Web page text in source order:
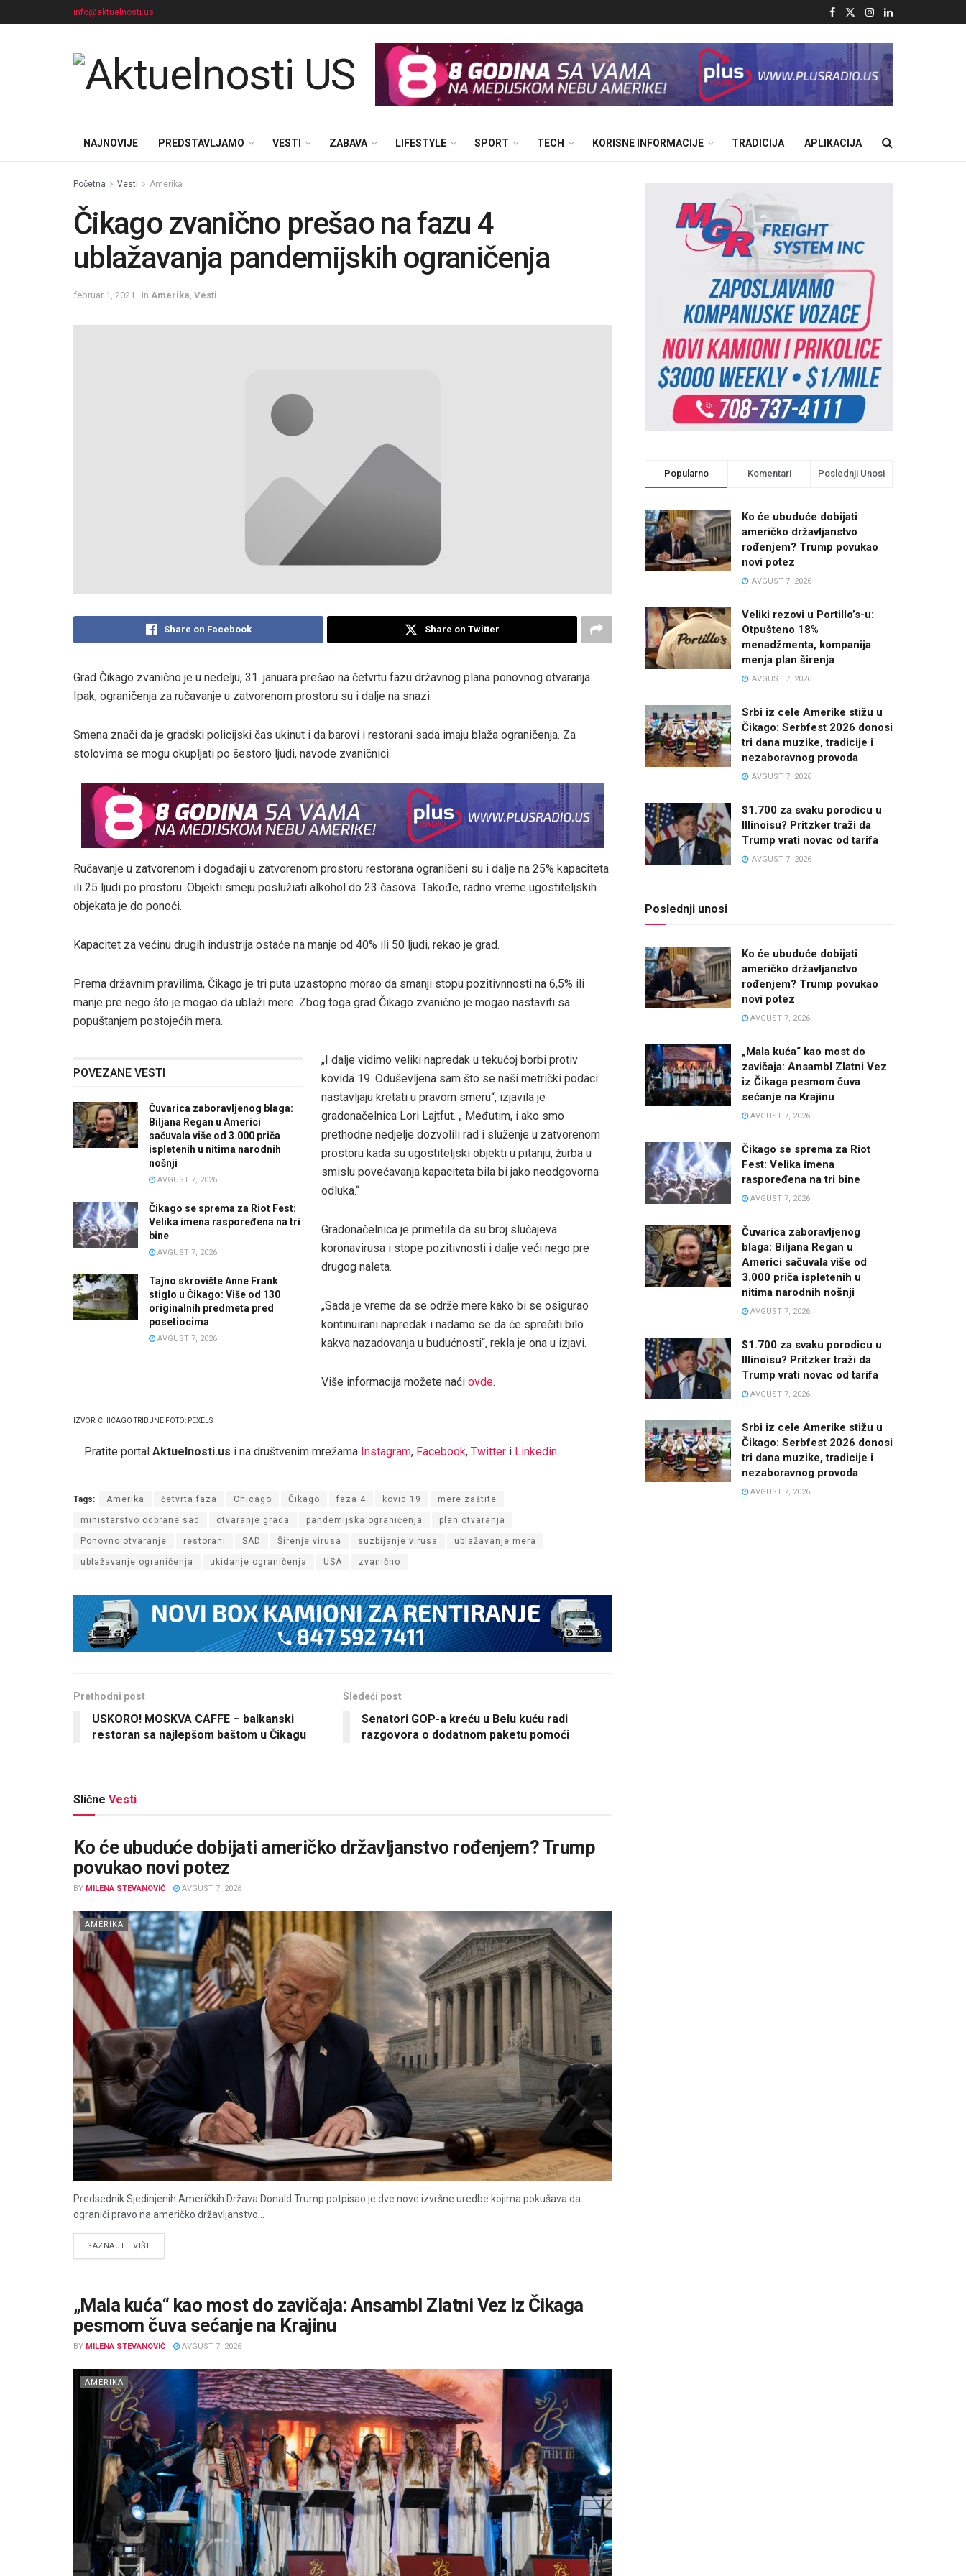
info@aktuelnosti.us
NAJNOVIJE PREDSTAVLJAMO VESTI ZABAVA LIFESTYLE SPORT TECH KORISNE INFORMACIJE TRADICIJA APLIKACIJA
Početna Vesti Amerika
Čikago zvanično prešao na fazu 4
ublažavanja pandemijskih ograničenja
februar 1, 2021 in Amerika Vesti
Share on Facebook Share on Twitter
Grad Čikago zvanično je u nedelju, 31. januara prešao na četvrtu fazu državnog plana ponovnog otvaranja.
Ipak, ograničenja za ručavanje u zatvorenom prostoru su i dalje na snazi.
Smena znači da je gradski policijski čas ukinut i da barovi i restorani sada imaju blaža ograničenja. Za
stolovima se mogu okupljati po šestoro ljudi, navode zvaničnici.
Ručavanje u zatvorenom i događaji u zatvorenom prostoru restorana ograničeni su i dalje na 25% kapaciteta
ili 25 ljudi po prostoru. Objekti smeju poslužiati alkohol do 23 časova. Takođe, radno vreme ugostiteljskih
objekata je do ponoći.
Kapacitet za većinu drugih industrija ostaće na manje od 40% ili 50 ljudi, rekao je grad.
Prema državnim pravilima, Čikago je tri puta uzastopno morao da smanji stopu pozitivnnosti na 6,5% ili
manje pre nego što je mogao da ublaži mere. Zbog toga grad Čikago zvanično je mogao nastaviti sa
popuštanjem postojećih mera.
POVEZANE VESTI
Čuvarica zaboravljenog blaga:
Biljana Regan u Americi
sačuvala više od 3.000 priča
ispletenih u nitima narodnih
nošnji
AVGUST 7, 2026
Čikago se sprema za Riot Fest:
Velika imena raspoređena na tri
bine
AVGUST 7, 2026
Tajno skrovište Anne Frank
stiglo u Čikago: Više od 130
originalnih predmeta pred
posetiocima
AVGUST 7, 2026
„I dalje vidimo veliki napredak u tekućoj borbi protiv
kovida 19. Oduševljena sam što se naši metrički podaci
nastavljaju kretati u pravom smeru“, izjavila je
gradonačelnica Lori Lajtfut. „ Međutim, i ako smo
prethodne nedjelje dozvolili rad i služenje u zatvorenom
prostoru kada su ugostiteljski objekti u pitanju, žurba u
smislu povećavanja kapaciteta bila bi jako neodgovorna
odluka.“
Gradonačelnica je primetila da su broj slučajeva
koronavirusa i stope pozitivnosti i dalje veći nego pre
drugog naleta.
„Sada je vreme da se održe mere kako bi se osigurao
kontinuirani napredak i nadamo se da će sprečiti bilo
kakva nazadovanja u budućnosti“, rekla je ona u izjavi.
Više informacija možete naći ovde.
IZVOR: CHICAGO TRIBUNE FOTO: PEXELS
Pratite portal Aktuelnosti.us i na društvenim mrežama Instagram, Facebook, Twitter i Linkedin.
Tags: Amerika četvrta faza Chicago Čikago faza 4 kovid 19 mere zaštite
ministarstvo odbrane sad otvaranje grada pandemijska ograničenja plan otvaranja
Ponovno otvaranje restorani SAD Širenje virusa suzbijanje virusa ublažavanje mera
ublažavanje ograničenja ukidanje ograničenja USA zvanično
Prethodni post
USKORO! MOSKVA CAFFE – balkanski
restoran sa najlepšom baštom u Čikagu
Sledeći post
Senatori GOP-a kreću u Belu kuću radi
razgovora o dodatnom paketu pomoći
Slične Vesti
Ko će ubuduće dobijati američko državljanstvo rođenjem? Trump
povukao novi potez
BY MILENA STEVANOVIĆ AVGUST 7, 2026
AMERIKA
Predsednik Sjedinjenih Američkih Država Donald Trump potpisao je dve nove izvršne uredbe kojima pokušava da
ograniči pravo na američko državljanstvo...
SAZNAJTE VIŠEDETAILS
„Mala kuća“ kao most do zavičaja: Ansambl Zlatni Vez iz Čikaga
pesmom čuva sećanje na Krajinu
BY MILENA STEVANOVIĆ AVGUST 7, 2026
AMERIKA
Popularno Komentari Poslednji Unosi
Ko će ubuduće dobijati
američko državljanstvo
rođenjem? Trump povukao
novi potez
AVGUST 7, 2026
Veliki rezovi u Portillo’s-u:
Otpušteno 18%
menadžmenta, kompanija
menja plan širenja
AVGUST 7, 2026
Srbi iz cele Amerike stižu u
Čikago: Serbfest 2026 donosi
tri dana muzike, tradicije i
nezaboravnog provoda
AVGUST 7, 2026
$1.700 za svaku porodicu u
Illinoisu? Pritzker traži da
Trump vrati novac od tarifa
AVGUST 7, 2026
Poslednji unosi
Ko će ubuduće dobijati
američko državljanstvo
rođenjem? Trump povukao
novi potez
AVGUST 7, 2026
„Mala kuća“ kao most do
zavičaja: Ansambl Zlatni Vez
iz Čikaga pesmom čuva
sećanje na Krajinu
AVGUST 7, 2026
Čikago se sprema za Riot
Fest: Velika imena
raspoređena na tri bine
AVGUST 7, 2026
Čuvarica zaboravljenog
blaga: Biljana Regan u
Americi sačuvala više od
3.000 priča ispletenih u
nitima narodnih nošnji
AVGUST 7, 2026
$1.700 za svaku porodicu u
Illinoisu? Pritzker traži da
Trump vrati novac od tarifa
AVGUST 7, 2026
Srbi iz cele Amerike stižu u
Čikago: Serbfest 2026 donosi
tri dana muzike, tradicije i
nezaboravnog provoda
AVGUST 7, 2026